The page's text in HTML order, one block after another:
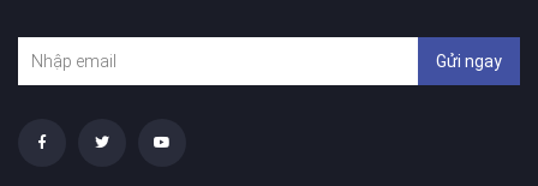
Gửi ngay